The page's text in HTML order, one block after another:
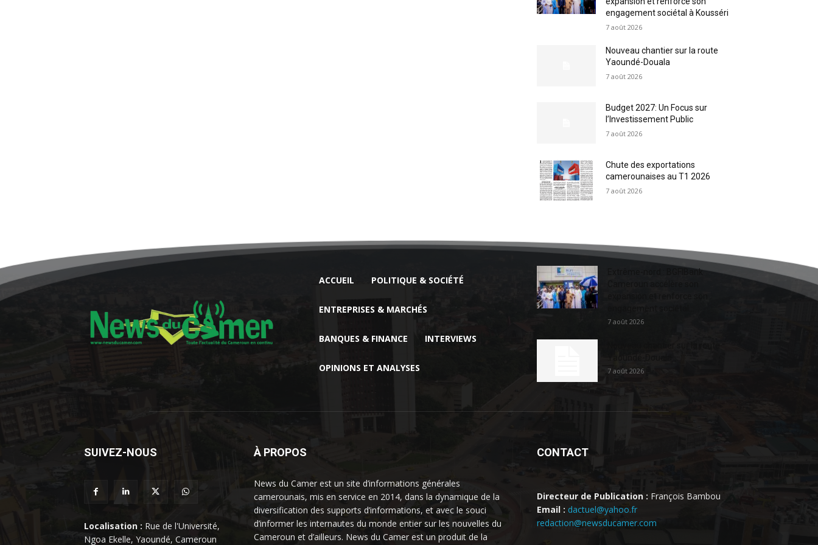
engagement sociétal à Kousséri
7 août 2026
Nouveau chantier sur la route
Yaoundé-Douala
7 août 2026
Budget 2027: Un Focus sur
l’Investissement Public
7 août 2026
Chute des exportations
camerounaises au T1 2026
7 août 2026
ACCUEIL POLITIQUE & SOCIÉTÉ
ENTREPRISES & MARCHÉS
BANQUES & FINANCE INTERVIEWS
OPINIONS ET ANALYSES
Extrême-nord : BGFIBank
7 août 2026
7 août 2026
SUIVEZ-NOUS
Localisation : Rue de l'Université,
Ngoa Ekelle, Yaoundé, Cameroun
À PROPOS
News du Camer est un site d’informations générales
camerounais, mis en service en 2014, dans la dynamique de la
diversification des supports d’informations, et avec le souci
d’informer les internautes du monde entier sur les nouvelles du
Cameroun et d’ailleurs. News du Camer est un produit de la
CONTACT
Directeur de Publication : François Bambou
Email : dactuel@yahoo.fr
redaction@newsducamer.com